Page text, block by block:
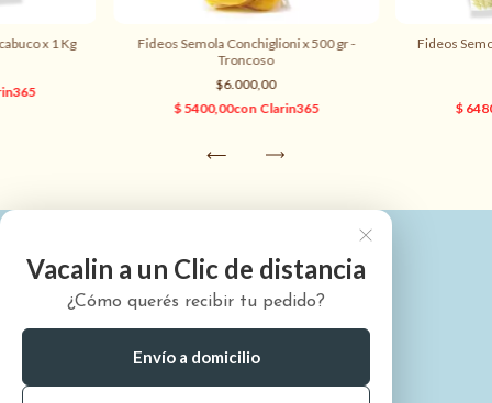
x 1 Kg
Fideos Semola Conchiglioni x 500 gr -
Troncoso
$6.000,00
Fideos
Vacalin a un Clic de distancia
¿Cómo querés recibir tu pedido?
Envío a domicilio
¿Cómo comprar?